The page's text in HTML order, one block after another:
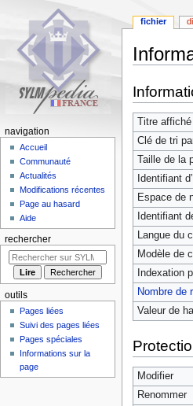
à
la
navigation
à
la
recherche
Titre affiché
Clé de tri
Taille de la
Identifiant
Espace de
Identifiant
Langue du
Modèle de
Indexation
Nombre de
Valeur de
Modifier
Renommer
fichier
navigation
Accueil
Communauté
Actualités
Modifications récentes
Page au hasard
Aide
rechercher
outils
Pages liées
Suivi des pages liées
Pages spéciales
Informations sur la
page